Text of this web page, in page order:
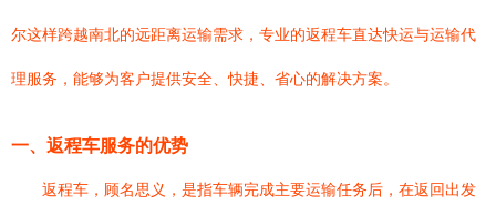
尔这样跨越南北的远距离运输需求，专业的返程车直达快运与运输代
理服务，能够为客户提供安全、快捷、省心的解决方案。
一、返程车服务的优势
返程车，顾名思义，是指车辆完成主要运输任务后，在返回出发